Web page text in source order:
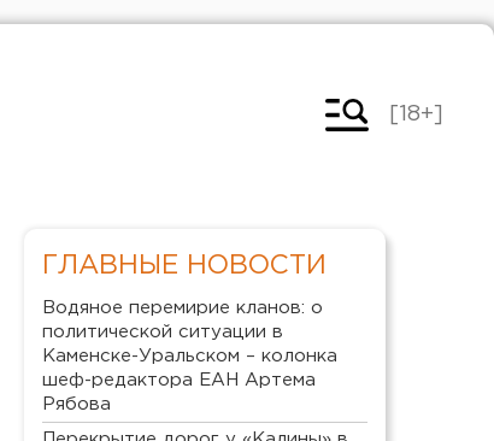
[18+]
ГЛАВНЫЕ НОВОСТИ
Водяное перемирие кланов: о
политической ситуации в
Каменске-Уральском – колонка
шеф-редактора ЕАН Артема
Рябова